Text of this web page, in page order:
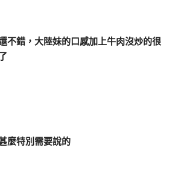
不錯，大陸妹的口感加上牛肉沒炒的很
麼特別需要說的